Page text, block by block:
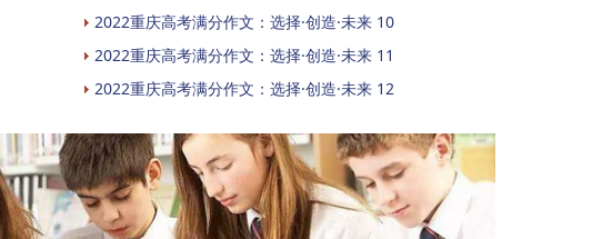
2022重庆高考满分作文：选择·创造·未来 10
2022重庆高考满分作文：选择·创造·未来 11
2022重庆高考满分作文：选择·创造·未来 12